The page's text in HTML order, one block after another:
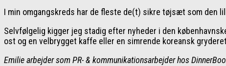
I min omgangskreds har de fleste de(t) sikre tøjsæt som den
Selvfølgelig kigger jeg stadig efter nyheder i den
ost og en velbrygget kaffe eller en simrende koreansk
Emilie arbejder som PR- & kommunikationsarbejder hos